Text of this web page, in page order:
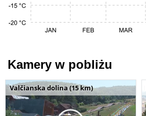
Kamery w pobliżu
Valčianska dolina (15 km)